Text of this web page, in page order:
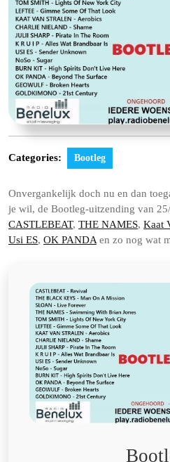
Categories: Bootleg
Onvergankelijk doch nu en dan
je wil, de Bootleg-uitzending van
CASTLEBEAT, THE NAMES, Kaat
Usi ES, OK PANDA en zo nog wat